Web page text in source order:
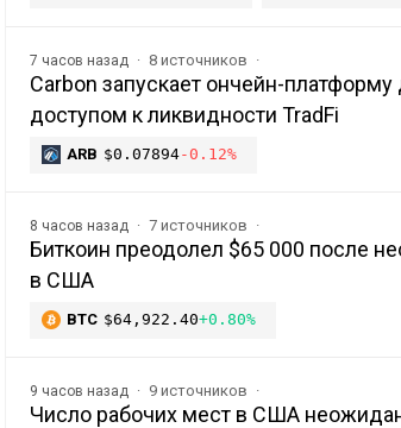
7 часов назад 8 источников
Carbon запускает ончейн-
доступом к ликвидности TradFi
ARB $0.07894-0.12%
8 часов назад 7 источников
Биткоин преодолел $65 000 после
в США
BTC $64,922.40+0.80%
9 часов назад 9 источников
Число рабочих мест в США